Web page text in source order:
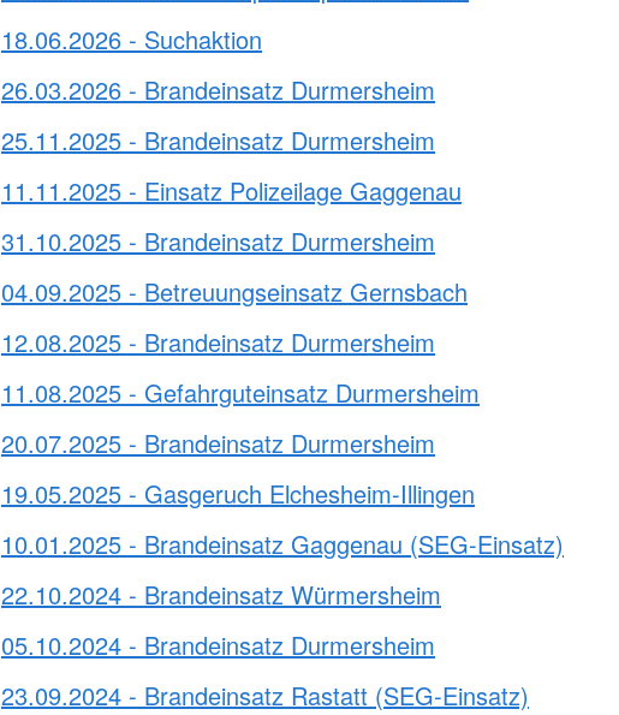
18.06.2026 - Suchaktion
26.03.2026 - Brandeinsatz Durmersheim
25.11.2025 - Brandeinsatz Durmersheim
11.11.2025 - Einsatz Polizeilage Gaggenau
31.10.2025 - Brandeinsatz Durmersheim
04.09.2025 - Betreuungseinsatz Gernsbach
12.08.2025 - Brandeinsatz Durmersheim
11.08.2025 - Gefahrguteinsatz Durmersheim
20.07.2025 - Brandeinsatz Durmersheim
19.05.2025 - Gasgeruch Elchesheim-Illingen
10.01.2025 - Brandeinsatz Gaggenau (SEG-Einsatz)
22.10.2024 - Brandeinsatz Würmersheim
05.10.2024 - Brandeinsatz Durmersheim
23.09.2024 - Brandeinsatz Rastatt (SEG-Einsatz)